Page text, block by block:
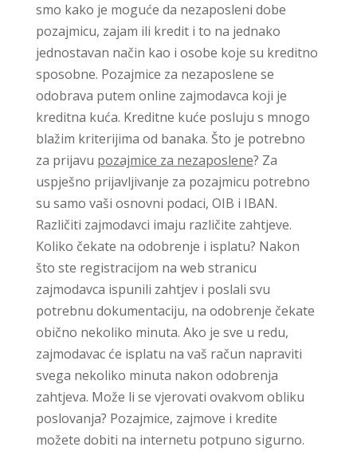
smo kako je moguće da nezaposleni dobe
pozajmicu, zajam ili kredit i to na jednako
jednostavan način kao i osobe koje su kreditno
sposobne. Pozajmice za nezaposlene se
odobrava putem online zajmodavca koji je
kreditna kuća. Kreditne kuće posluju s mnogo
blažim kriterijima od banaka. Što je potrebno
za prijavu pozajmice za nezaposlene? Za
uspješno prijavljivanje za pozajmicu potrebno
su samo vaši osnovni podaci, OIB i IBAN.
Različiti zajmodavci imaju različite zahtjeve.
Koliko čekate na odobrenje i isplatu? Nakon
što ste registracijom na web stranicu
zajmodavca ispunili zahtjev i poslali svu
potrebnu dokumentaciju, na odobrenje čekate
obično nekoliko minuta. Ako je sve u redu,
zajmodavac će isplatu na vaš račun napraviti
svega nekoliko minuta nakon odobrenja
zahtjeva. Može li se vjerovati ovakvom obliku
poslovanja? Pozajmice, zajmove i kredite
možete dobiti na internetu potpuno sigurno.